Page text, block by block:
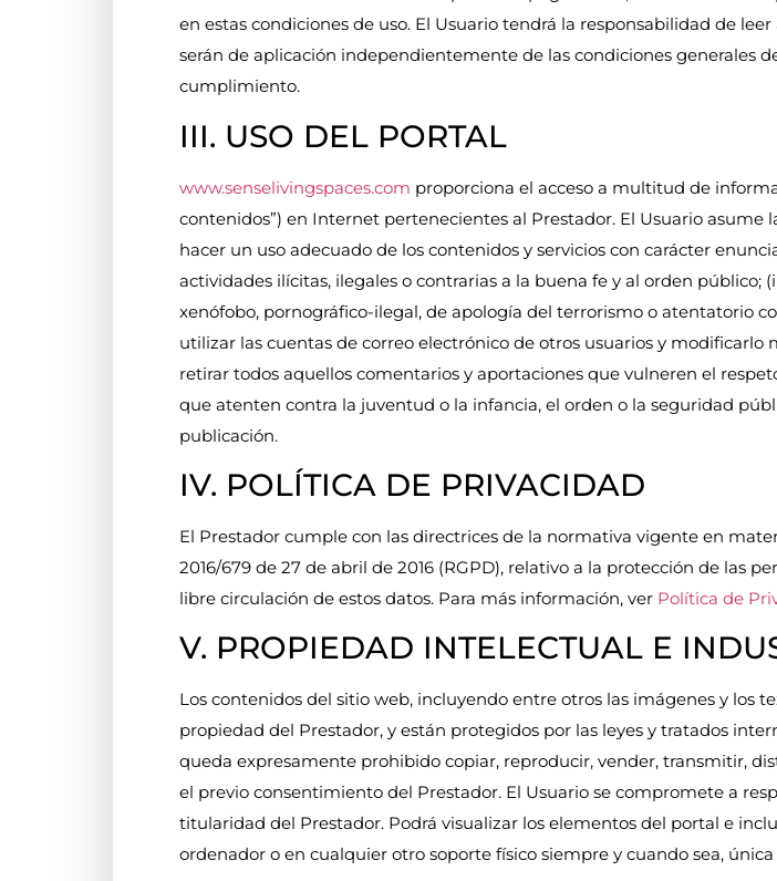
en estas condiciones de uso. El Usuario tendrá la responsabilidad de
serán de aplicación independientemente de las condiciones generales
cumplimiento.
III. USO DEL PORTAL
www.senselivingspaces.com proporciona el acceso a multitud de
contenidos”) en Internet pertenecientes al Prestador. El Usuario
hacer un uso adecuado de los contenidos y servicios con carácter
actividades ilícitas, ilegales o contrarias a la buena fe y al orden
xenófobo, pornográfico-ilegal, de apología del terrorismo o atentatorio
utilizar las cuentas de correo electrónico de otros usuarios y modificarlo
retirar todos aquellos comentarios y aportaciones que vulneren el
que atenten contra la juventud o la infancia, el orden o la seguridad
publicación.
IV. POLÍTICA DE PRIVACIDAD
El Prestador cumple con las directrices de la normativa vigente en
2016/679 de 27 de abril de 2016 (RGPD), relativo a la protección de las
libre circulación de estos datos. Para más información, ver Política de
V. PROPIEDAD INTELECTUAL E
Los contenidos del sitio web, incluyendo entre otros las imágenes y los
propiedad del Prestador, y están protegidos por las leyes y tratados
queda expresamente prohibido copiar, reproducir, vender, transmitir,
el previo consentimiento del Prestador. El Usuario se compromete a
titularidad del Prestador. Podrá visualizar los elementos del portal e
ordenador o en cualquier otro soporte físico siempre y cuando sea,